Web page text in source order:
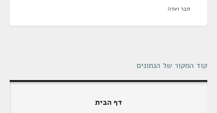
חבר ועדה
קוד המקור של הנתונים
דף הבית